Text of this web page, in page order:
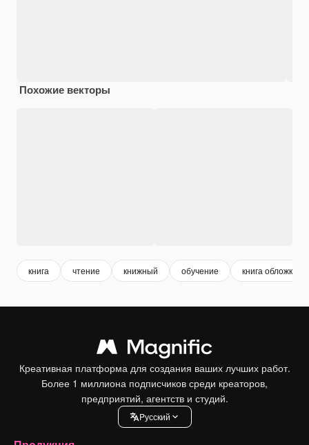
Похожие векторы
книга чтение книжный обучение книга обложка
Креативная платформа для создания ваших лучших работ.
Более 1 миллиона подписчиков среди креаторов,
предприятий, агентств и студий.
Pусский